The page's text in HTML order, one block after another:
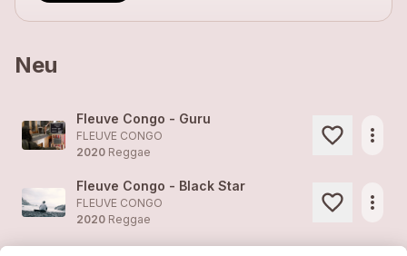
Neu
Fleuve Congo - Guru
FLEUVE CONGO
2020 Reggae
more_horiz
Fleuve Congo - Black Star
FLEUVE CONGO
2020 Reggae
more_horiz